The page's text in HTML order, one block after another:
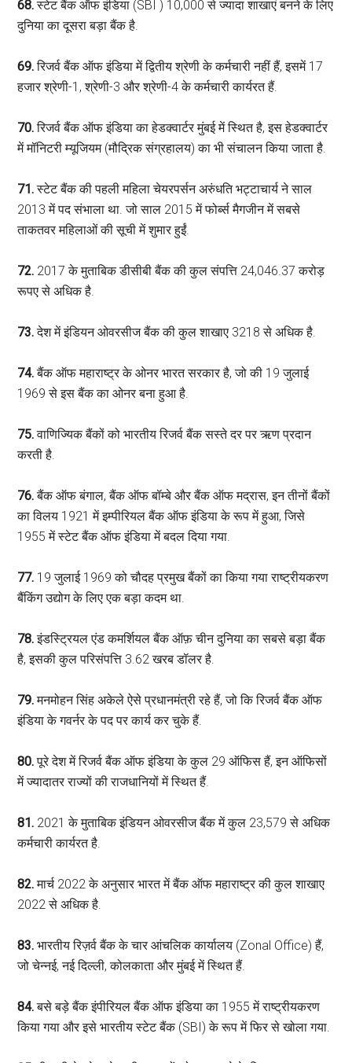
68.स्टेट बैंक ऑफ इंडिया (SBI ) 10,000 से ज्यादा शाखाएं बनने के लिए
दुनिया का दूसरा बड़ा बैंक है.
69.रिजर्व बैंक ऑफ इंडिया में द्वितीय श्रेणी के कर्मचारी नहीं हैं, इसमें 17
हजार श्रेणी-1, श्रेणी-3 और श्रेणी-4 के कर्मचारी कार्यरत हैं.
70.रिजर्व बैंक ऑफ इंडिया का हेडक्वार्टर मुंबई में स्थित है, इस हेडक्वार्टर
में मॉनिटरी म्यूजियम (मौद्रिक संग्रहालय) का भी संचालन किया जाता है.
71.स्टेट बैंक की पहली महिला चेयरपर्सन अरुंधति भट्टाचार्य ने साल
2013 में पद संभाला था. जो साल 2015 में फोर्ब्स मैगजीन में सबसे
ताकतवर महिलाओं की सूची में शुमार हुईं.
72. 2017 के मुताबिक डीसीबी बैंक की कुल संपत्ति 24,046.37 करोड़
रूपए से अधिक है.
73.देश में इंडियन ओवरसीज बैंक की कुल शाखाए 3218 से अधिक है.
74.बैंक ऑफ महाराष्ट्र के ओनर भारत सरकार है, जो की 19 जुलाई
1969 से इस बैंक का ओनर बना हुआ है.
75.वाणिज्यिक बैंकों को भारतीय रिजर्व बैंक सस्ते दर पर ऋण प्रदान
करती है.
76.बैंक ऑफ बंगाल, बैंक ऑफ बॉम्बे और बैंक ऑफ मद्रास, इन तीनों बैंकों
का विलय 1921 में इम्पीरियल बैंक ऑफ इंडिया के रूप में हुआ, जिसे
1955 में स्टेट बैंक ऑफ इंडिया में बदल दिया गया.
77. 19 जुलाई 1969 को चौदह प्रमुख बैंकों का किया गया राष्ट्रीयकरण
बैंकिंग उद्योग के लिए एक बड़ा कदम था.
78.इंडस्ट्रियल एंड कमर्शियल बैंक ऑफ़ चीन दुनिया का सबसे बड़ा बैंक
है, इसकी कुल परिसंपत्ति 3.62 खरब डॉलर है.
79.मनमोहन सिंह अकेले ऐसे प्रधानमंत्री रहे हैं, जो कि रिजर्व बैंक ऑफ
इंडिया के गवर्नर के पद पर कार्य कर चुके हैं.
80.पूरे देश में रिजर्व बैंक ऑफ इंडिया के कुल 29 ऑफिस हैं, इन ऑफिसों
में ज्यादातर राज्यों की राजधानियों में स्थित हैं.
81. 2021 के मुताबिक इंडियन ओवरसीज बैंक में कुल 23,579 से अधिक
कर्मचारी कार्यरत है.
82.मार्च 2022 के अनुसार भारत में बैंक ऑफ महाराष्ट्र की कुल शाखाए
2022 से अधिक है.
83.भारतीय रिज़र्व बैंक के चार आंचलिक कार्यालय (Zonal Office) हैं,
जो चेन्नई, नई दिल्ली, कोलकाता और मुंबई में स्थित हैं.
84.बसे बड़े बैंक इंपीरियल बैंक ऑफ इंडिया का 1955 में राष्ट्रीयकरण
किया गया और इसे भारतीय स्टेट बैंक (SBI) के रूप में फिर से खोला गया.